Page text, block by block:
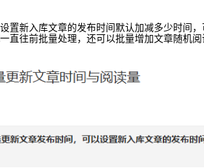
置新入库文章的发布时间默认加减多少时间
直往前批量处理，还可以批量增加文章随机